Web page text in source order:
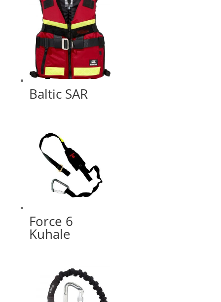
Baltic SAR
Force 6
Kuhale